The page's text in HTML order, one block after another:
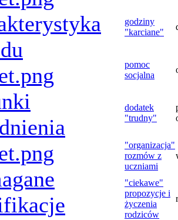
godziny
"karciane"
pomoc
socjalna
dodatek
"trudny"
"organizacja"
rozmów z
uczniami
"ciekawe"
propozycje i
życzenia
rodziców